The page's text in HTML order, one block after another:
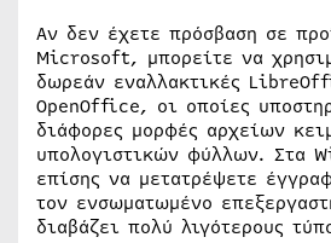
Αν δεν έχετε πρόσβαση σε
Microsoft, μπορείτε να
δωρεάν εναλλακτικές
OpenOffice, οι οποίες
διάφορες μορφές αρχείων
υπολογιστικών φύλλων. Στα
επίσης να μετατρέψετε
τον ενσωματωμένο
διαβάζει πολύ λιγότερους